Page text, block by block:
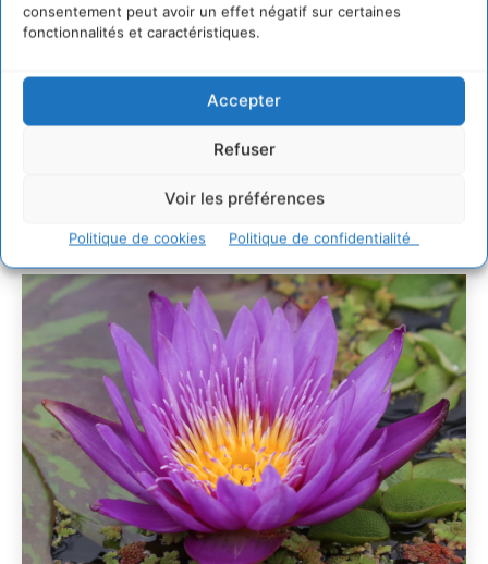
consentement peut avoir un effet négatif sur certaines
fonctionnalités et caractéristiques.
Accepter
Refuser
Voir les préférences
Politique de cookies Politique de confidentialité
Un kit citoyen pour lever les freins au
développement des forêts comestibles dans nos
29 juillet 2026
L’éco-anxiété informe et l’éco-lucidité transforme
adaptées au changement climatique